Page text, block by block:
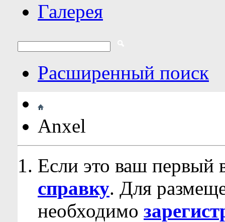
Галерея
Расширенный поиск
Anxel
Если это ваш первый
справку. Для
необходимо